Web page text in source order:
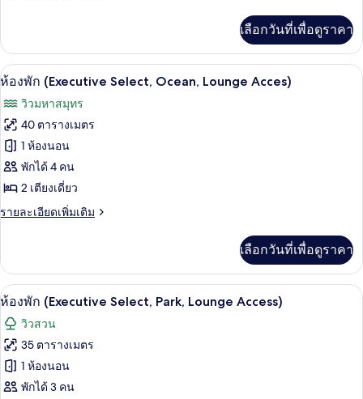
เกี่ยว
กับ
ห้อง
เลือกวันที่เพื่อดูราคา
เปิด
ภาพถ่าย
ทั้งหมด
ของ
ห้อง
พัก
(Executive
Lounge
Acces)
ห้องพัก (Executive Select, Ocean,
19
ห้องพัก (Executive Select, Ocean, Lounge Acces)
วิวมหาสมุทร
40 ตารางเมตร
1 ห้องนอน
พักได้ 4 คน
2 เตียงเดี่ยว
รายละเอียดเพิ่มเติม
ราย
เกี่ยว
กับ
ห้อง
(Executive
Select,
Ocean,
Lounge
Acces)
เลือกวันที่เพื่อดูราคา
เปิด
ภาพถ่าย
ทั้งหมด
ของ
ห้อง
ตู้นิรภัยในห้องพัก, โต๊ะทำงาน, ผ้าม่าน
15
ห้องพัก (Executive Select, Park, Lounge Access)
วิวสวน
35 ตารางเมตร
1 ห้องนอน
พักได้ 3 คน